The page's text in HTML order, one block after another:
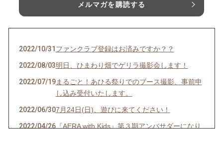
メルマガを購読する
2022/10/31 ファンクラブ登録はお済みですか？？
2022/08/03明日、ひまわり畑でゲリラ撮影会します！
2022/07/19まるごと！あひる祭りでのブース撮影、事前申
し込み受付いたします。
2022/06/307月24日(日)、遊びに来てください！
2022/04/26『AERA with Kids』第３期アンバサダーになり